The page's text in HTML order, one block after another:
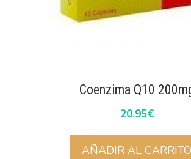
Coenzima Q10
20.95€
AÑADIR AL CARRITO